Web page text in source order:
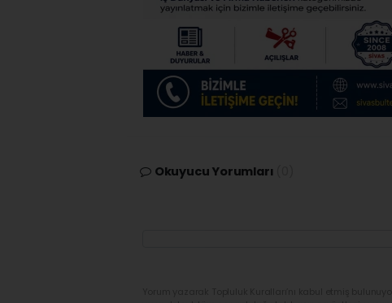
Okuyucu Yorumları